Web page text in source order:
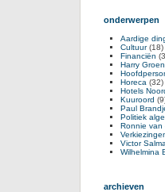
onderwerpen
Aardige
Cultuur(18)
Financiën
Harry Groen
Horeca (32)
Hotels
Kuuroord
Paul
Politiek
Ronnie van
Victor
Wilhelmina
archieven